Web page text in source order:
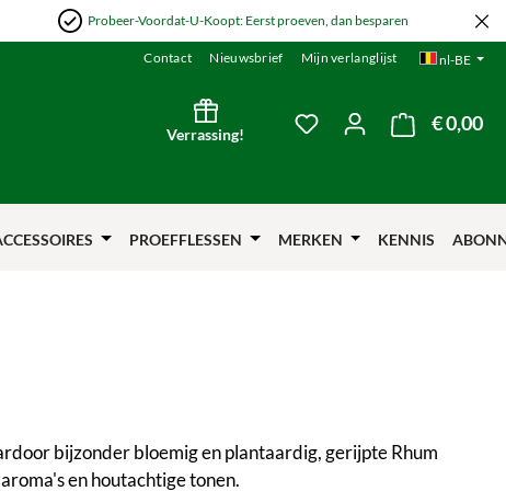
Probeer-Voordat-U-Koopt: Eerst proeven, dan besparen
Contact Nieuwsbrief Mijn verlanglijst nl-BE
Verrassing!
Je hebt 0 items op je
€ 0,00
PROEFFLESSEN MERKEN KENNIS
bijzonder bloemig en plantaardig, gerijpte Rhum
en houtachtige tonen.